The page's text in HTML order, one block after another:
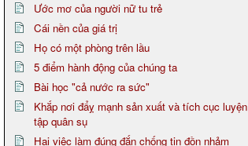
Ước mơ của người nữ tu trẻ
Cái nền của giá trị
Họ có một phòng trên lầu
5 điểm hành động của chúng ta
Bài học "cả nước ra sức"
Khắp nơi đẩỵ mạnh sản xuất và tích cục luyện
tập quân sụ
Hai việc làm đúng đắn chống tin đồn nhảm